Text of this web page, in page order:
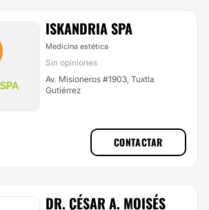
ISKANDRIA SPA
Medicina estética
Sin opiniones
Av. Misioneros #1903, Tuxtla
Gutiérrez
CONTACTAR
DR. CÉSAR A. MOISÉS